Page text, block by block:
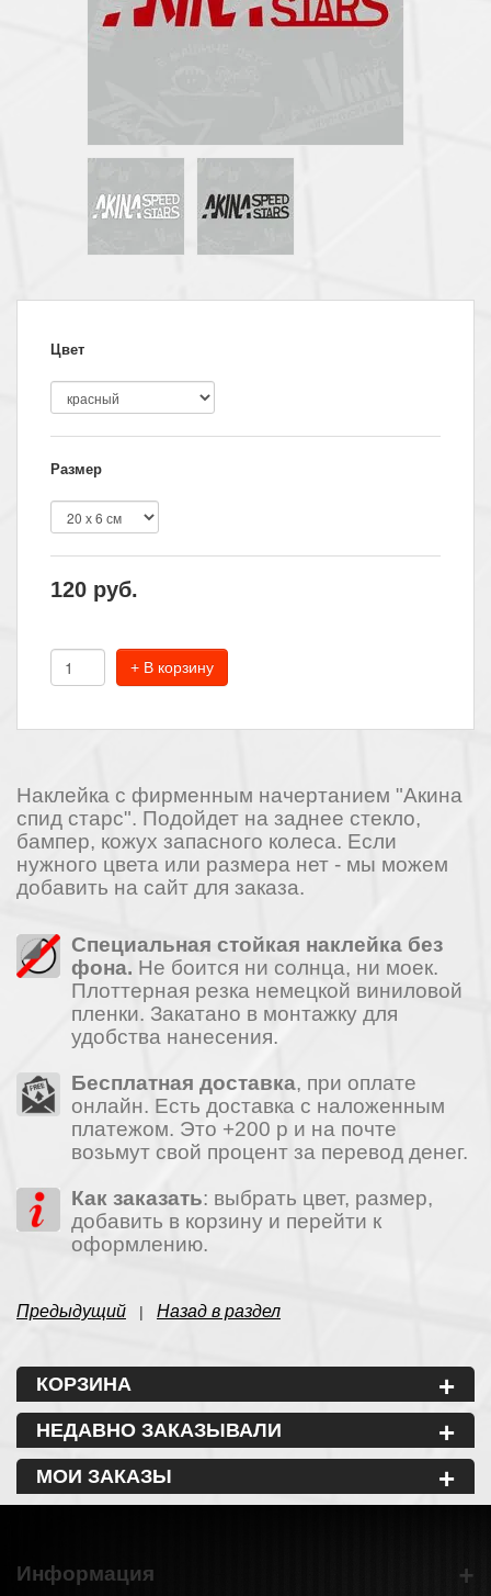
Цвет
Размер
120 руб.
+ В корзину
Наклейка c фирменным начертанием "Акина
спид старс". Подойдет на заднее стекло,
бампер, кожух запасного колеса. Если
нужного цвета или размера нет - мы можем
добавить на сайт для заказа.
Специальная стойкая наклейка без
фона. Не боится ни солнца, ни моек.
Плоттерная резка немецкой виниловой
пленки. Закатано в монтажку для
удобства нанесения.
Бесплатная доставка, при оплате
онлайн. Есть доставка с наложенным
платежом. Это +200 р и на почте
возьмут свой процент за перевод денег.
Как заказать: выбрать цвет, размер,
добавить в корзину и перейти к
оформлению.
Предыдущий | Назад в раздел
КОРЗИНА +
НЕДАВНО ЗАКАЗЫВАЛИ +
МОИ ЗАКАЗЫ +
Информация +